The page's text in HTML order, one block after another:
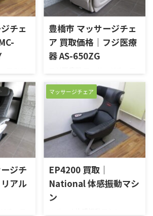
め買い
りませ
ーダ
い合わ
ださ
くださ
してしな
供しま
なみ、
...
買い取り価格はフリーダイヤ
ルもしくは、お問い合わせフ
ォームにてご確認ください。
高価買取にご期待ください！
【買取実績】とても程度の良い
FAMILY FMC-S330 マッサージチ
用した後はほとんど使わなか
ったとのこと。今回、引っ越
しを機に売却を決断さ ...
チェ
させて
・中古
無料出
買取価
額査定
さ
め買い
りませ
リーダ
い合わ
くださ
くださ
豊橋市 マッサージチェ
ア 買取価格｜フジ医療
器 AS-650ZG
ゼロフロート AS-650ZGを高価
買い取りさせていただきまし
た。新品・中古品 買取のがん
ばり屋は無料出張＆無料査定
で納得の買取価格をご提示！
売却は高額査定の専門店にお
まかせください！ 他店徹底対
抗のため買い取り価格は公表
しておりません。買い取り価
格はフリーダイヤルもしく
は、お問い合わせフォームに
てご確認ください。 高価買取
ジチ
アル
マッサージチェア
EP4200 買取｜
National 体感振動マシ
ン